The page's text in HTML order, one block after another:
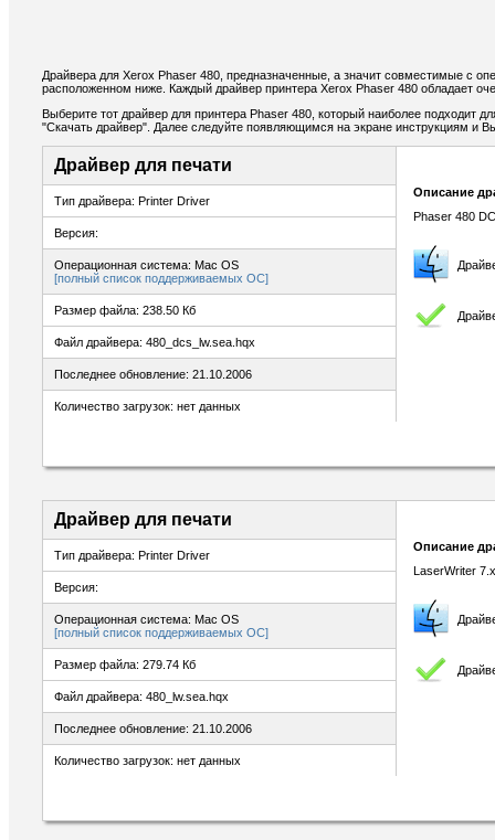
Драйвера для Xerox Phaser 480, предназначенные, а значит совместимые с
расположенном ниже. Каждый драйвер принтера Xerox Phaser 480 обладает
Выберите тот драйвер для принтера Phaser 480, который наиболее подходит
"Скачать драйвер". Далее следуйте появляющимся на экране инструкциям и
Драйвер для печати
Тип драйвера: Printer Driver
Версия:
Операционная система: Mac OS
[полный список поддерживаемых ОС]
Размер файла: 238.50 Кб
Файл драйвера: 480_dcs_lw.sea.hqx
Последнее обновление: 21.10.2006
Количество загрузок: нет данных
Описание
Phaser 480
Драйвер для печати
Тип драйвера: Printer Driver
Версия:
Операционная система: Mac OS
[полный список поддерживаемых ОС]
Размер файла: 279.74 Кб
Файл драйвера: 480_lw.sea.hqx
Последнее обновление: 21.10.2006
Количество загрузок: нет данных
Описание
LaserWriter